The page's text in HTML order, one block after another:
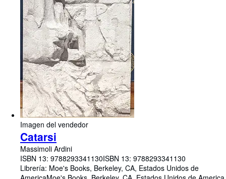
Imagen del vendedor
Catarsi
Massimoli Ardini
ISBN 13: 9788293341130ISBN 13: 9788293341130
Librería: Moe's Books, Berkeley, CA, Estados Unidos de